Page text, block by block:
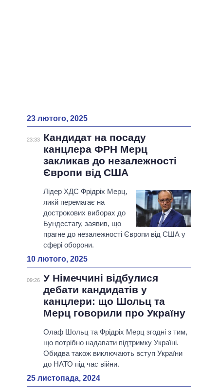
23 лютого, 2025
23:33
Кандидат на посаду
канцлера ФРН Мерц
закликав до незалежності
Європи від США
Лідер ХДС Фрідріх Мерц,
яикй перемагає на
дострокових виборах до
Бундестагу, заявив, що
прагне до незалежності Європи від США у
сфері оборони.
10 лютого, 2025
09:26 У Німеччині відбулися
дебати кандидатів у
канцлери: що Шольц та
Мерц говорили про Україну
Олаф Шольц та Фрідріх Мерц згодні з тим,
що потрібно надавати підтримку Україні.
Обидва також виключають вступ України
до НАТО під час війни.
25 листопада, 2024